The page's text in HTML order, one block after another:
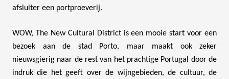
afsluiter een portproeverij.
WOW, The New Cultural District is een mooie start voor een
bezoek aan de stad Porto, maar maakt ook zeker
nieuwsgierig naar de rest van het prachtige Portugal door de
indruk die het geeft over de wijngebieden, de cultuur, de